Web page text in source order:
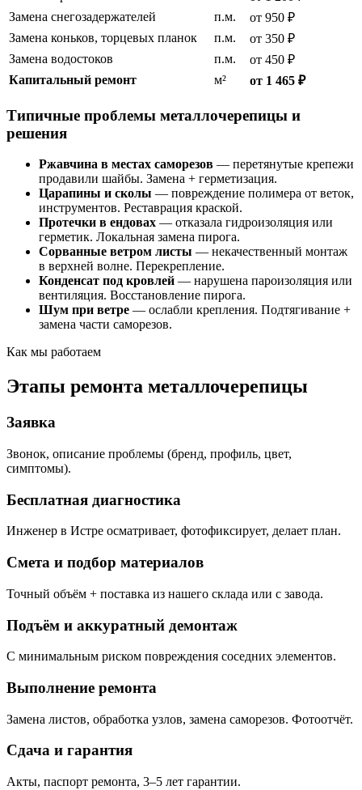
Замена снегозадержателей
п.м.
от 950 ₽
Замена коньков, торцевых планок
п.м.
от 350 ₽
Замена водостоков
п.м.
от 450 ₽
Капитальный ремонт
м² от 1 465 ₽
Типичные проблемы металлочерепицы и
решения
Ржавчина в местах саморезов — перетянутые крепежи
продавили шайбы. Замена + герметизация.
Царапины и сколы — повреждение полимера от веток,
инструментов. Реставрация краской.
Протечки в ендовах — отказала гидроизоляция или
герметик. Локальная замена пирога.
Сорванные ветром листы — некачественный монтаж
в верхней волне. Перекрепление.
Конденсат под кровлей — нарушена пароизоляция или
вентиляция. Восстановление пирога.
Шум при ветре — ослабли крепления. Подтягивание +
замена части саморезов.
Как мы работаем
Этапы ремонта металлочерепицы
Заявка
Звонок, описание проблемы (бренд, профиль, цвет,
симптомы).
Бесплатная диагностика
Инженер в Истре осматривает, фотофиксирует, делает план.
Смета и подбор материалов
Точный объём + поставка из нашего склада или с завода.
Подъём и аккуратный демонтаж
С минимальным риском повреждения соседних элементов.
Выполнение ремонта
Замена листов, обработка узлов, замена саморезов. Фотоотчёт.
Сдача и гарантия
Акты, паспорт ремонта, 3–5 лет гарантии.